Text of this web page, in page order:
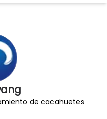
de cacahuetes